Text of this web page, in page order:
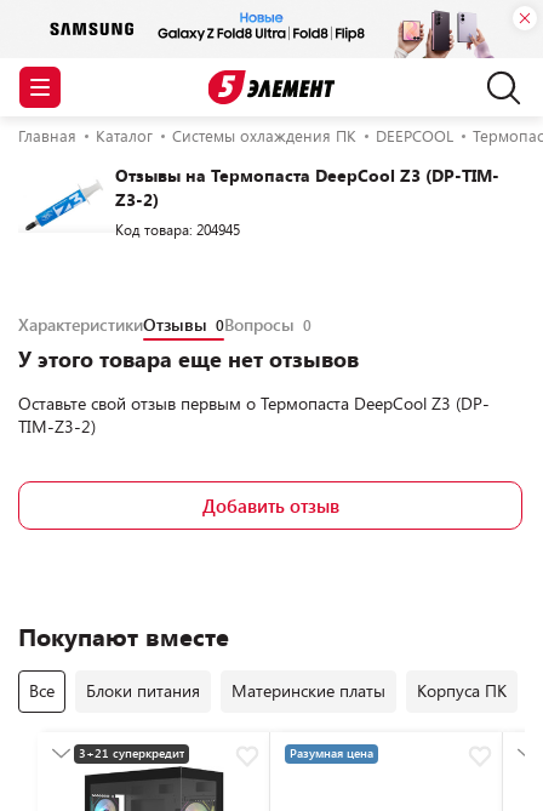
Главная Каталог Системы охлаждения ПК DEEPCOOL
Отзывы на Термопаста DeepCool Z3 (DP-TIM-
Z3-2)
Код товара: 204945
ХарактеристикиОтзывы 0Вопросы 0
У этого товара еще нет отзывов
Оставьте свой отзыв первым о Термопаста DeepCool Z3 (DP-
TIM-Z3-2)
Добавить отзыв
Покупают вместе
Все Блоки питания Материнские платы Корпуса ПК
3+21 суперкредит
Разумная цена
Разумная цена